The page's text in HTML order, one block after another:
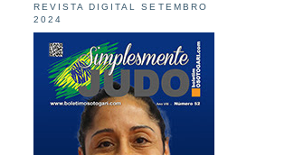
REVISTA DIGITAL SETEMBRO
2024